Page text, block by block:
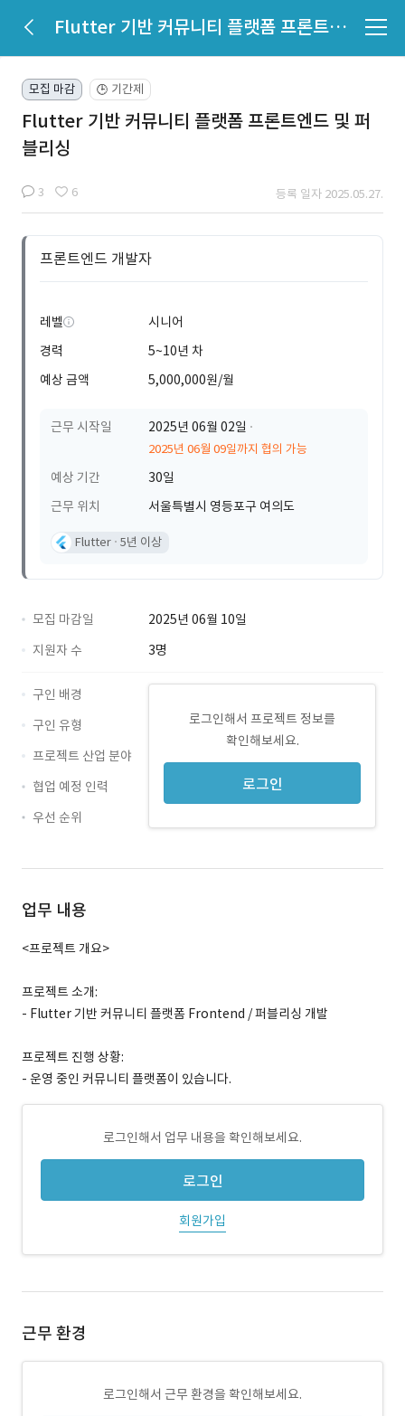
Flutter 기반 커뮤니티 플랫폼 프론트엔드 및 퍼블리싱
모집 마감 🕒 기간제
Flutter 기반 커뮤니티 플랫폼 프론트엔드 및 퍼
블리싱
3 6 등록 일자 2025.05.27.
프론트엔드 개발자
레벨
시니어
경력
5~10년 차
예상 금액
5,000,000원/월
근무 시작일 2025년 06월 02일
2025년 06월 09일까지 협의 가능
예상 기간
30일
근무 위치
서울특별시 영등포구 여의도
Flutter 5년 이상
모집 마감일
2025년 06월 10일
지원자 수
3명
로그인해서 프로젝트 정보를
확인해보세요.
로그인
구인 배경
구인 유형
프로젝트 산업 분야
협업 예정 인력
우선 순위
업무 내용
<프로젝트 개요>
프로젝트 소개:
- Flutter 기반 커뮤니티 플랫폼 Frontend / 퍼블리싱 개발
프로젝트 진행 상황:
- 운영 중인 커뮤니티 플랫폼이 있습니다.
로그인해서 업무 내용을 확인해보세요.
로그인
회원가입
근무 환경
로그인해서 근무 환경을 확인해보세요.